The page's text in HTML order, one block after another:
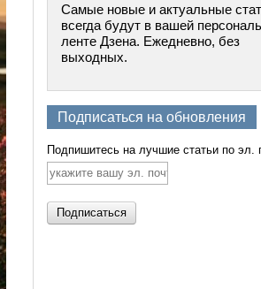
Самые новые и актуальные
всегда будут в вашей
ленте Дзена. Ежедневно, без
выходных.
Подписаться на обновления
Подпишитесь на лучшие статьи по эл.